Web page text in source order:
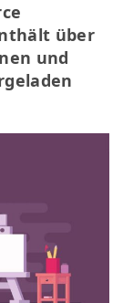
über
und